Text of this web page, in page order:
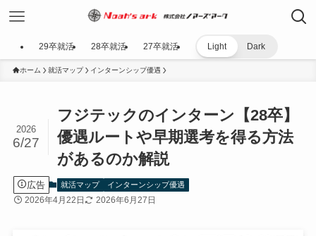
29卒就活 28卒就活 27卒就活 Light Dark
ホーム 就活マップ インターンシップ優遇
フジテックのインターン【28卒】
優遇ルートや早期選考を得る方法
があるのか解説
2026
6/27
広告 就活マップ インターンシップ優遇
2026年4月22日 2026年6月27日